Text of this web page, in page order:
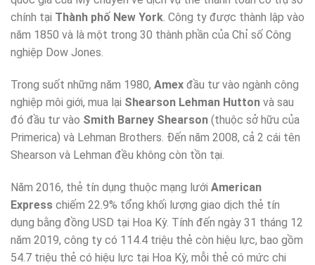
chính tại Thành phố New York. Công ty được thành lập vào
năm 1850 và là một trong 30 thành phần của Chỉ số Công
nghiệp Dow Jones.
Trong suốt những năm 1980, Amex đầu tư vào ngành công
nghiệp môi giới, mua lại Shearson Lehman Hutton và sau
đó đầu tư vào Smith Barney Shearson (thuộc sở hữu của
Primerica) và Lehman Brothers. Đến năm 2008, cả 2 cái tên
Shearson và Lehman đều không còn tồn tại.
Năm 2016, thẻ tín dụng thuộc mạng lưới American
Express chiếm 22.9% tổng khối lượng giao dịch thẻ tín
dụng bằng đồng USD tại Hoa Kỳ. Tính đến ngày 31 tháng 12
năm 2019, công ty có 114.4 triệu thẻ còn hiệu lực, bao gồm
54.7 triệu thẻ có hiệu lực tại Hoa Kỳ, mỗi thẻ có mức chi